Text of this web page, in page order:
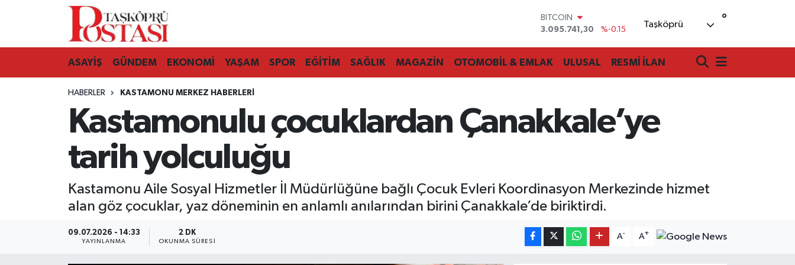
DOLAR
47,7436
%0.18
STERLİN
64,4811
%0.38
13.779
%-14
Taşköprü °
ASAYİŞ GÜNDEM EKONOMİ YAŞAM SPOR EĞİTİM SAĞLIK MAGAZİN OTOMOBİL & EMLAK ULUSAL RESMİ İLAN
HABERLER KASTAMONU MERKEZ HABERLERI
Kastamonulu çocuklardan Çanakkale’ye
tarih yolculuğu
Kastamonu Aile Sosyal Hizmetler İl Müdürlüğüne bağlı Çocuk Evleri Koordinasyon Merkezinde hizmet
alan göz çocuklar, yaz döneminin en anlamlı anılarından birini Çanakkale’de biriktirdi.
09.07.2026 - 14:33
YAYINLANMA
2 DK
OKUNMA SÜRESI
A- A+
Kastamonu Vefat Edenler
Araç Haberleri
Azdavay Haberleri
Bozkurt Haberleri